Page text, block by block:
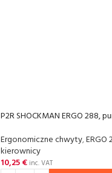
P2R SHOCKMAN ERGO 288,
Ergonomiczne chwyty,ERGO
kierownicy
10,25€ inc. VAT